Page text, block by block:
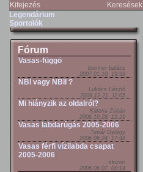
Kifejezés
Keresések
Legendárium
Sportolók
Fórum
Vasas-függö
brenner balázs
2007.01.10. 19:39
NBI vagy NBII ?
Lukács László
2006.12.21. 11:05
Mi hiányzik az oldalról?
Katona Zoltán
2006.10.28. 19:29
Vasas labdarúgás 2005-2006
Timár György
2006.06.24. 17:48
Vasas férfi vízilabda csapat
2005-2006
skizoo
2006.06.07. 00:14